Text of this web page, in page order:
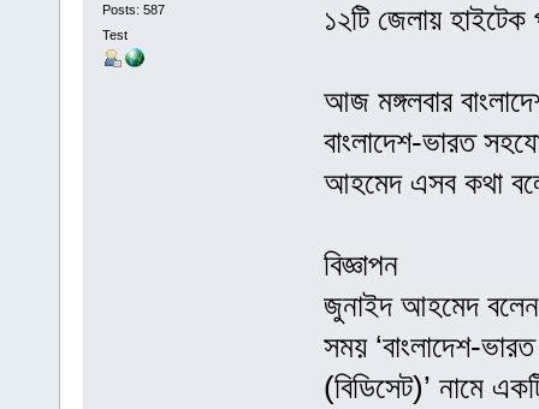
Posts: 587
Test
১২টি জেলায়
আজ মঙ্গলবার
বাংলাদেশ-ভারত
আহমেদ এসব কথা
বিজ্ঞাপন
জুনাইদ আহমেদ বলেন,
সময় ‘বাংলাদেশ-ভারত
(বিডিসেট)’ নামে